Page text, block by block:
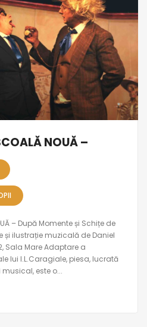
NOUĂ –
– După Momente și Schițe de
și ilustrație muzicală de Daniel
Sala Mare Adaptare a
lui I.L.Caragiale, piesa, lucrată
este o...